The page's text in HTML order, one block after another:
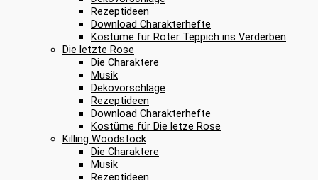
Rezeptideen
Download Charakterhefte
Kostüme für Roter Teppich ins Verderben
Die letzte Rose
Die Charaktere
Musik
Dekovorschläge
Rezeptideen
Download Charakterhefte
Kostüme für Die letze Rose
Killing Woodstock
Die Charaktere
Musik
Rezeptideen